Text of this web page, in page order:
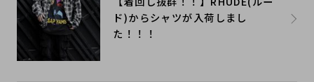
ド)からシャツが入荷しまし
た！！！